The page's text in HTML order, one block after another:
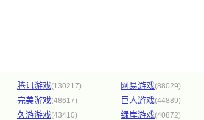
腾讯游戏(130217) 网易游戏(88029)
完美游戏(48617) 巨人游戏(44889)
久游游戏(43410) 绿岸游戏(40872)